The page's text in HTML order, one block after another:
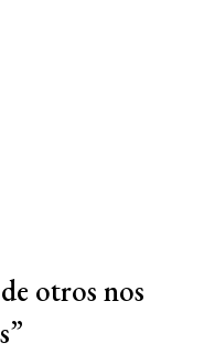
otros nos